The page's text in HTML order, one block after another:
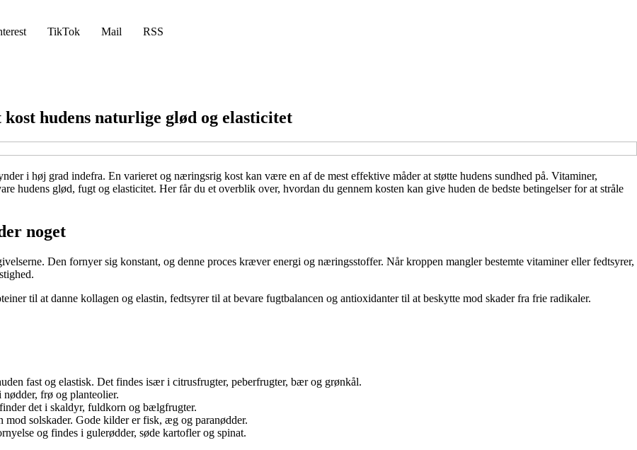
TikTok Mail RSS
hudens naturlige glød og elasticitet
i høj grad indefra. En varieret og næringsrig kost kan være en af de mest effektive måder at støtte hudens sundhed på. Vitaminer,
hudens glød, fugt og elasticitet. Her får du et overblik over, hvordan du gennem kosten kan give huden de bedste betingelser for at stråle
noget
Den fornyer sig konstant, og denne proces kræver energi og næringsstoffer. Når kroppen mangler bestemte vitaminer eller fedtsyrer,
til at danne kollagen og elastin, fedtsyrer til at bevare fugtbalancen og antioxidanter til at beskytte mod skader fra frie radikaler.
fast og elastisk. Det findes især i citrusfrugter, peberfrugter, bær og grønkål.
frø og planteolier.
det i skaldyr, fuldkorn og bælgfrugter.
solskader. Gode kilder er fisk, æg og paranødder.
og findes i gulerødder, søde kartofler og spinat.